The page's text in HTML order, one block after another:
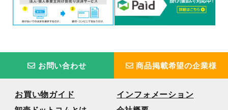
お問い合わせ 商品掲載希望の企業様
お買い物ガイド インフォメーション